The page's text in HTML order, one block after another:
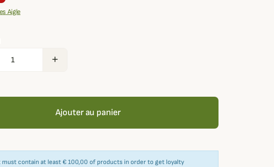
Aigle
add
Ajouter au panier
must contain at least € 100,00 of products in order to get loyalty